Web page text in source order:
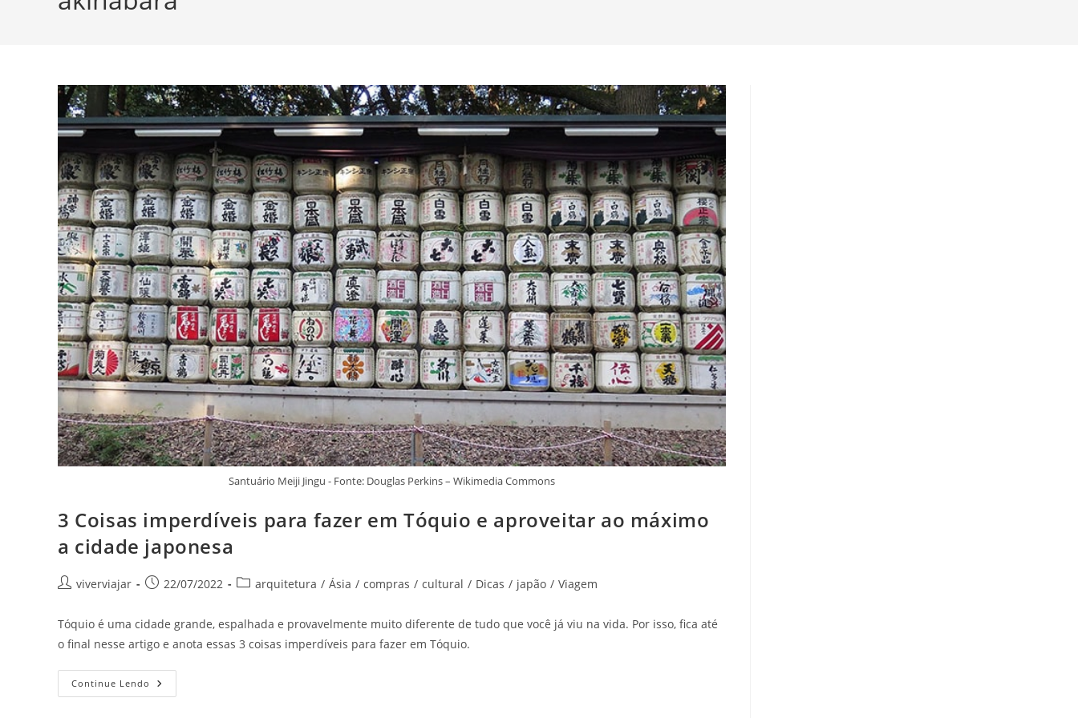
Santuário Meiji Jingu - Fonte: Douglas Perkins – Wikimedia Commons
3 Coisas imperdíveis para fazer em Tóquio e aproveitar ao máximo
a cidade japonesa
Autor
post:
viverviajar
Post22/07/2022
Categoria
post:
arquitetura / Ásia / compras / cultural / Dicas / japão / Viagem
Tóquio é uma cidade grande, espalhada e provavelmente muito diferente de tudo que você já viu na vida. Por isso, fica até
o final nesse artigo e anota essas 3 coisas imperdíveis para fazer em Tóquio.
Continue Lendo
Coisas